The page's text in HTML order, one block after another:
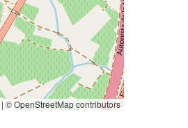
| © OpenStreetMap contributors